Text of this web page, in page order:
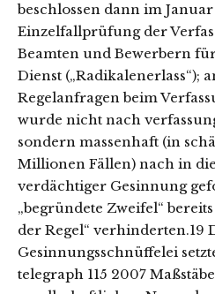
beschlossen dann im Januar
Einzelfallprüfung der
Beamten und Bewerbern
Dienst („Radikalenerlass“);
Regelanfragen beim
wurde nicht nach
sondern massenhaft (in
Millionen Fällen) nach in
verdächtiger Gesinnung
„begründete Zweifel“
der Regel“ verhinderten.19
Gesinnungsschnüffelei
telegraph 115 2007